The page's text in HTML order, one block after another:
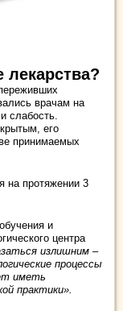
лекарства?
врачам на
слабость.
его
принимаемых
на протяжении 3
и
центра
излишним –
процессы
иметь
практики».